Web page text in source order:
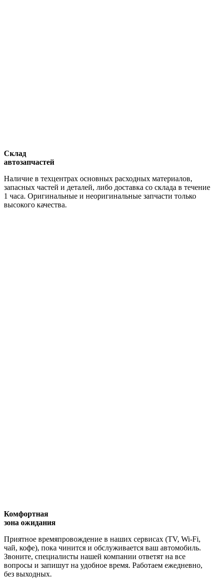
Склад
автозапчастей
Наличие в техцентрах основных расходных материалов,
запасных частей и деталей, либо доставка со склада в течение
1 часа. Оригинальные и неоригинальные запчасти только
высокого качества.
Комфортная
зона ожидания
Приятное времяпровождение в наших сервисах (TV, Wi-Fi,
чай, кофе), пока чинится и обслуживается ваш автомобиль.
Звоните, специалисты нашей компании ответят на все
вопросы и запишут на удобное время. Работаем ежедневно,
без выходных.